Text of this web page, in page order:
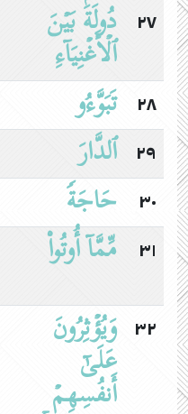
٢٧
دُولَةَۢ بَیۡنَ
ٱلۡأَغۡنِیَاۤءِ
٢٨
تَبَوَّءُو
٢٩
ٱلدَّارَ
٣٠
حَاجَةࣰ
٣١
مِّمَّاۤ أُوتُوا۟
٣٢
وَیُؤۡثِرُونَ
عَلَىٰۤ
أَنفُسِهِمۡ